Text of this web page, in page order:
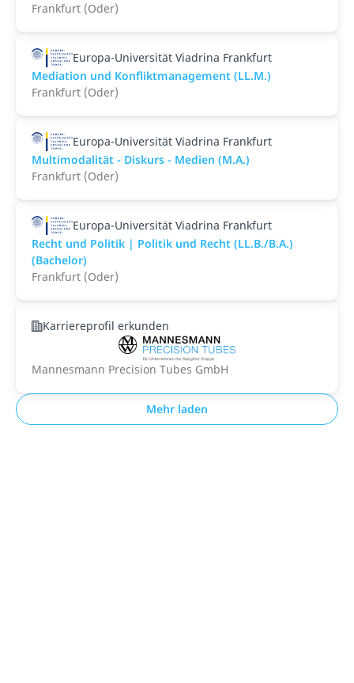
Frankfurt (Oder)
Europa-Universität Viadrina Frankfurt
Mediation und Konfliktmanagement (LL.M.)
Frankfurt (Oder)
Europa-Universität Viadrina Frankfurt
Multimodalität - Diskurs - Medien (M.A.)
Frankfurt (Oder)
Europa-Universität Viadrina Frankfurt
Recht und Politik | Politik und Recht (LL.B./B.A.)
(Bachelor)
Frankfurt (Oder)
Karriereprofil erkunden
Mannesmann Precision Tubes GmbH
Mehr laden